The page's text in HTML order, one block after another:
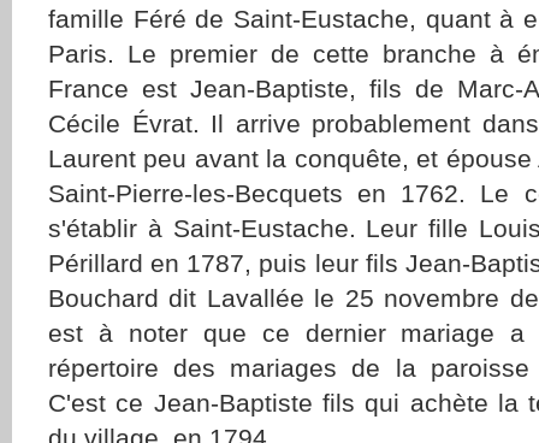
famille Féré de Saint-Eustache, quant à
Paris. Le premier de cette branche à
France est Jean-Baptiste, fils de Marc-
Cécile Évrat. Il arrive probablement
Laurent peu avant la conquête, et
Saint-Pierre-les-Becquets en 1762. Le
s'établir à Saint-Eustache. Leur fille
Périllard en 1787, puis leur fils Jean-
Bouchard dit Lavallée le 25 novembre
est à noter que ce dernier mariage
répertoire des mariages de la paroisse
C'est ce Jean-Baptiste fils qui achète la